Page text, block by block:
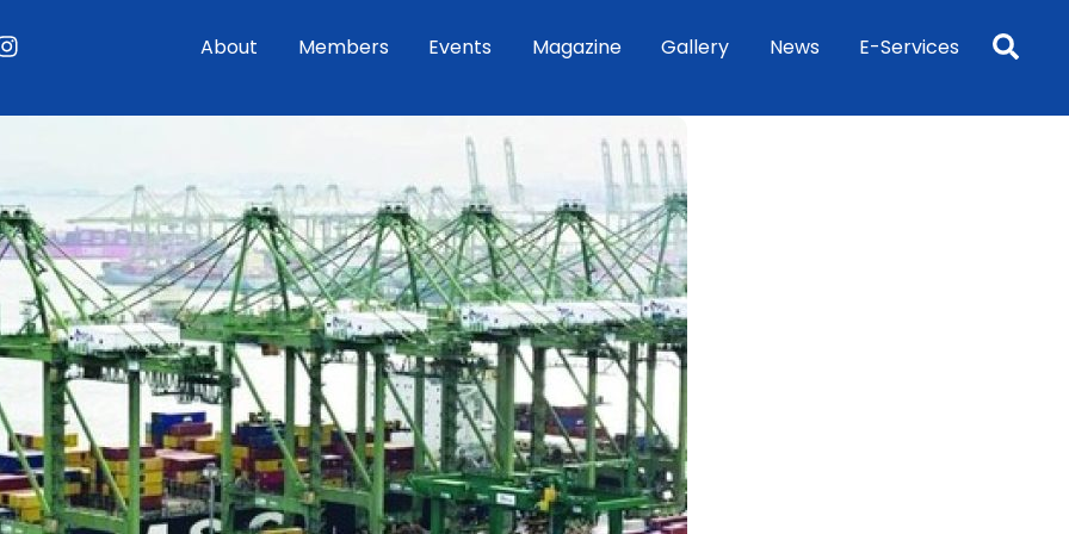
About Members Events Magazine Gallery News E-Services